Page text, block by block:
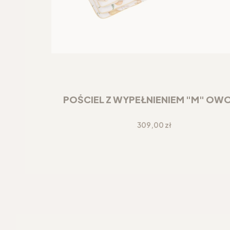
POŚCIEL Z WYPEŁNIENIEM "M"
Cena
309,00 zł